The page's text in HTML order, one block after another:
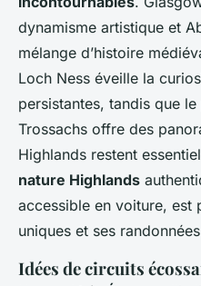
dynamisme artistique et
mélange d’histoire
Loch Ness éveille la
persistantes, tandis que
Trossachs offre des
Highlands restent
nature Highlands
accessible en voiture, est
uniques et ses
Idées de circuits